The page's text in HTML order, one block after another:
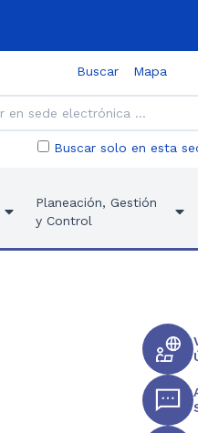
Buscar Mapa
Buscar solo en esta
Planeación, Gestión
y Control